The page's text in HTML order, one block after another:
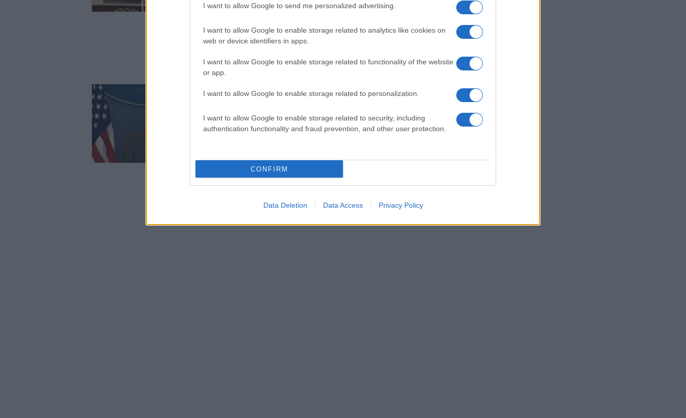
I want to allow Google to send me personalized advertising.
I want to allow Google to enable storage related to analytics like cookies on
web or device identifiers in apps.
I want to allow Google to enable storage related to functionality of the website
or app.
I want to allow Google to enable storage related to personalization.
I want to allow Google to enable storage related to security, including
authentication functionality and fraud prevention, and other user protection.
CONFIRM
Data Deletion Data Access Privacy Policy
Καρέ καρέ ο υπνάκος του
Ερντογάν σε συνέντευξη Τύπου
ΔΙΕΘΝΗ
Λευκός Οίκος: Οι κυρώσεις
κατά της Μόσχας θα
Λευκός Οίκος: Να γιατί